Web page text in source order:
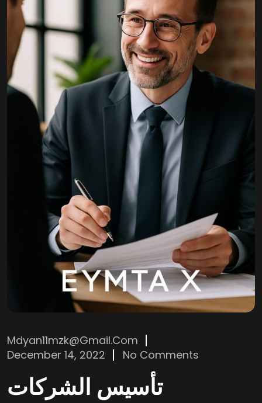
Mdyan11mzk@gmail.com
December 14, 2022
No Comments
تأسيس الشركات